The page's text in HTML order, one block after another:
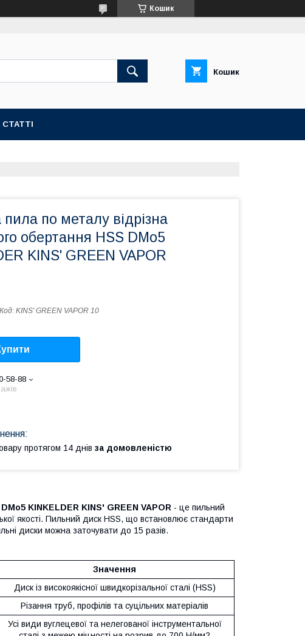
Кошик
Кошик
СТАТТІ
по металу відрізна
обертання HSS DMo5
KINS' GREEN VAPOR
Код: KINS' GREEN VAPOR 10
58-88
протягом 14 днів за домовленістю
DMo5 KINKELDER KINS' GREEN VAPOR - це пильний
якості. Пильний диск HSS, що встановлює стандарти
диски можна заточувати до 15 разів.
Значення
Диск із високоякісної швидкорізальної сталі (HSS)
Різання труб, профілів та суцільних матеріалів
Усі види вуглецевої та нелегованої інструментальної